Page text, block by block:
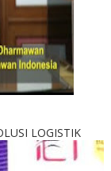
LOGISTIK